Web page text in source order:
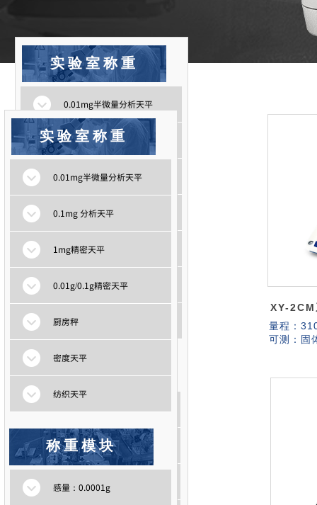
百分位称重模块
千分位称重模块
万分位称重模块
实验室称重
0.01mg半微量分析天平
0.1mg 分析天平
1mg精密天平
0.01g/0.1g精密天平
密度天平
纺织天平
厨房秤
称重模块
感量：0.0001g
实验室称重
0.01mg半微量分析天平
0.1mg 分析天平
1mg精密天平
0.01g/0.1g精密天平
厨房秤
密度天平
纺织天平
量程：
可测：固
XY-2CM